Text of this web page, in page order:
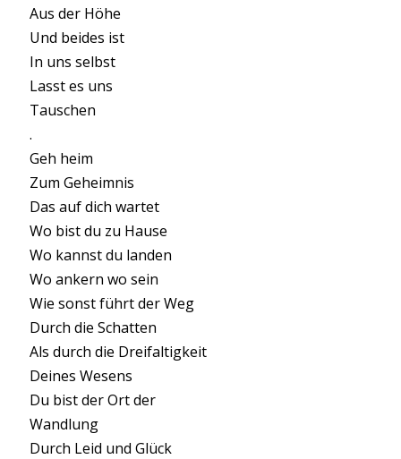
Aus der Höhe
Und beides ist
In uns selbst
Lasst es uns
Tauschen
.
Geh heim
Zum Geheimnis
Das auf dich wartet
Wo bist du zu Hause
Wo kannst du landen
Wo ankern wo sein
Wie sonst führt der Weg
Durch die Schatten
Als durch die Dreifaltigkeit
Deines Wesens
Du bist der Ort der
Wandlung
Durch Leid und Glück